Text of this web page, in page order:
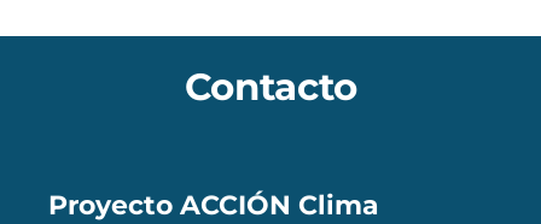
Contacto
Proyecto ACCIÓN Clima